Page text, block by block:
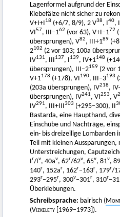
Lagenformel aufgrund der
Klebefälze nicht sicher zu
V+I+I18 (+6/7, 8/9), 2 V38, I40,
VI57, III–162 (vor 63), V+I–172
übersprungen), V82, III+189
2102 (2 vor 103; 100a
IV131, III137, I139, IV+1148
übersprungen), III–2159 (2 vor
V+1178 (+178), VI190, III–3193
(203a übersprungen), IV218,
übersprungen), IV241, VI253, V
IV291, III+III303 (+295–300), II
Bastarda, eine Haupthand,
Einschübe und Nachträge,
ein- bis dreizeilige Lombarden
Teil mit kleinen Aussparungen,
Unterstreichungen,
Ir/Iv, 40av, 62r/62v, 65v, 81v, 89
140r, 152ar, 162r–163r, 179r/
293r–295r, 300v–301r, 310r
Überklebungen.
Schreibsprache: bairisch (
(Vizkelety [1969–1973]).